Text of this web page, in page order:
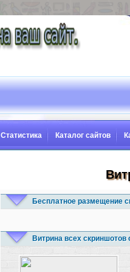
Статистика Каталог сайтов
Бесплатное размещение
Витрина всех скриншотов